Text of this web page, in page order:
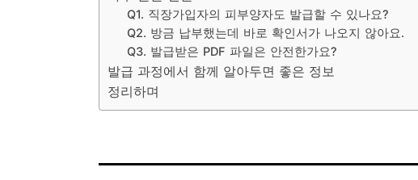
Q1. 직장가입자의 피부양자도 발급할 수 있나요?
Q2. 방금 납부했는데 바로 확인서가 나오지 않아요.
Q3. 발급받은 PDF 파일은 안전한가요?
발급 과정에서 함께 알아두면 좋은 정보
정리하며